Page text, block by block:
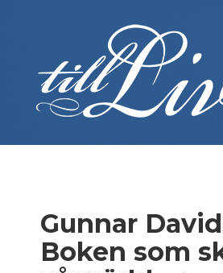
Gunnar
Boken som